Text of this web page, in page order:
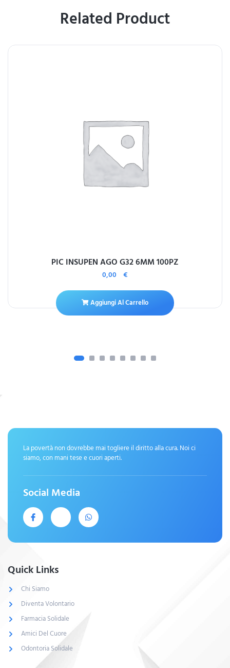
Related Product
PIC INSUPEN AGO G32 6MM 100PZ
0,00 €
Aggiungi Al Carrello
La povertà non dovrebbe mai togliere il diritto alla cura. Noi ci
siamo, con mani tese e cuori aperti.
Social Media
Quick Links
Chi Siamo
Diventa Volontario
Farmacia Solidale
Amici Del Cuore
Odontoria Solidale